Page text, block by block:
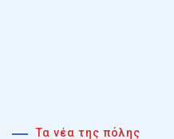
Τα νέα της πόλης